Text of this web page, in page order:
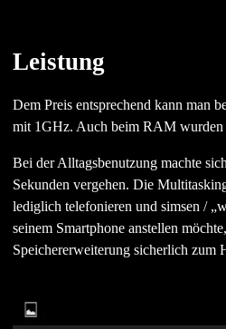
Leistung
Dem Preis entsprechend kann man
mit 1GHz. Auch beim RAM
Bei der Alltagsbenutzung machte
Sekunden vergehen. Die
lediglich telefonieren und simsen /
seinem Smartphone anstellen
Speichererweiterung sicherlich zum